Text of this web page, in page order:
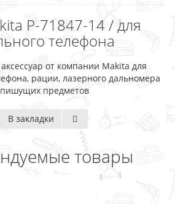
P-71847-14 / для
телефона
от компании Makita для
рации, лазерного дальномера
предметов
В закладки
товары